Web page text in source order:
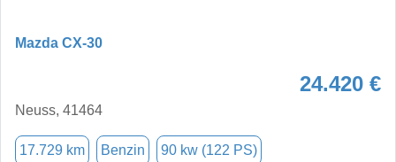
Mazda CX-30
24.420 €
Neuss, 41464
17.729 km Benzin 90 kw (122 PS)